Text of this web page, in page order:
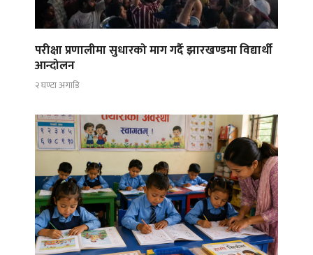
परीक्षा प्रणालीमा सुधारको माग गर्दै झारखण्डमा विद्यार्थी
आन्दोलन
२ घण्टा अगाडि